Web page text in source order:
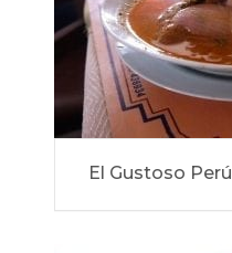
El Gustoso Perú